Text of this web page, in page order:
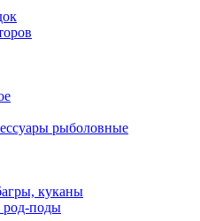
рыболовные
куканы
род-поды